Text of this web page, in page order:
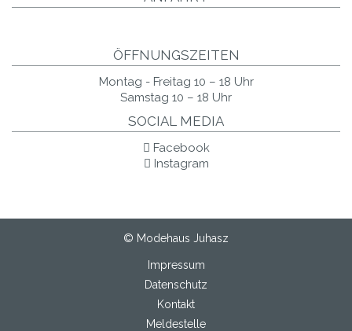
ÖFFNUNGSZEITEN
Montag - Freitag 10 – 18 Uhr
Samstag 10 – 18 Uhr
SOCIAL MEDIA
Facebook
Instagram
© Modehaus Juhasz
Impressum
Datenschutz
Kontakt
Meldestelle